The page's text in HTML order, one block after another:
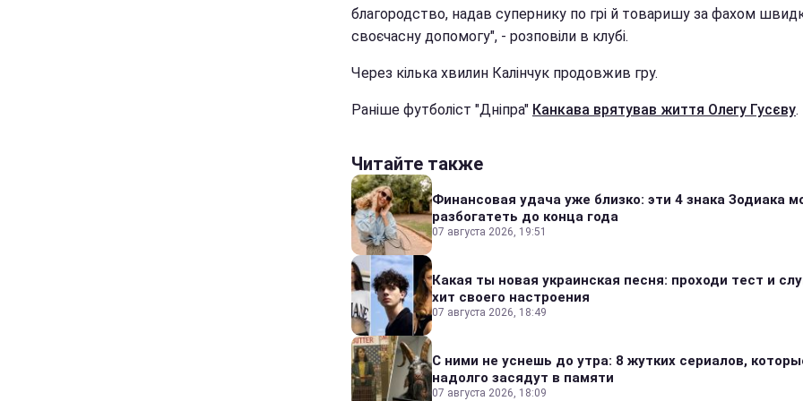
благородство, надав супернику по грі й товаришу за фахом
своєчасну допомогу", - розповіли в клубі.
Через кілька хвилин Калінчук продовжив гру.
Раніше футболіст "Дніпра" Канкава врятував життя Олегу Гусєву.
Читайте также
Финансовая удача уже близко: эти 4 знака Зодиака
разбогатеть до конца года
07 августа 2026, 19:51
Какая ты новая украинская песня: проходи тест и
хит своего настроения
07 августа 2026, 18:49
С ними не уснешь до утра: 8 жутких сериалов,
надолго засядут в памяти
07 августа 2026, 18:09